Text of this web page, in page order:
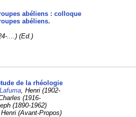
abéliens : colloque
abéliens.
....) (Ed.)
de la rhéologie
Lafuma , Henri (1902-
(1916-
(1890-1962)
, Henri (Avant-Propos)